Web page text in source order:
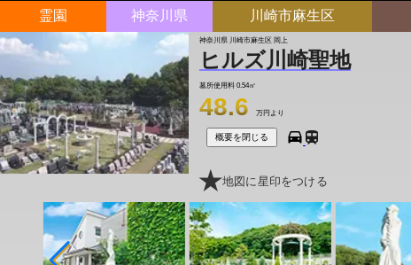
霊園 神奈川県 川崎市麻生区
神奈川県 川崎市麻生区 岡上
ヒルズ川崎聖地
墓所使用料 0.54㎡
48.6 万円より
概要を閉じる
地図に星印をつける